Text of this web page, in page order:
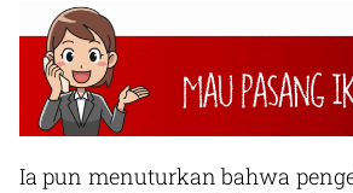
Ia pun menuturkan bahwa